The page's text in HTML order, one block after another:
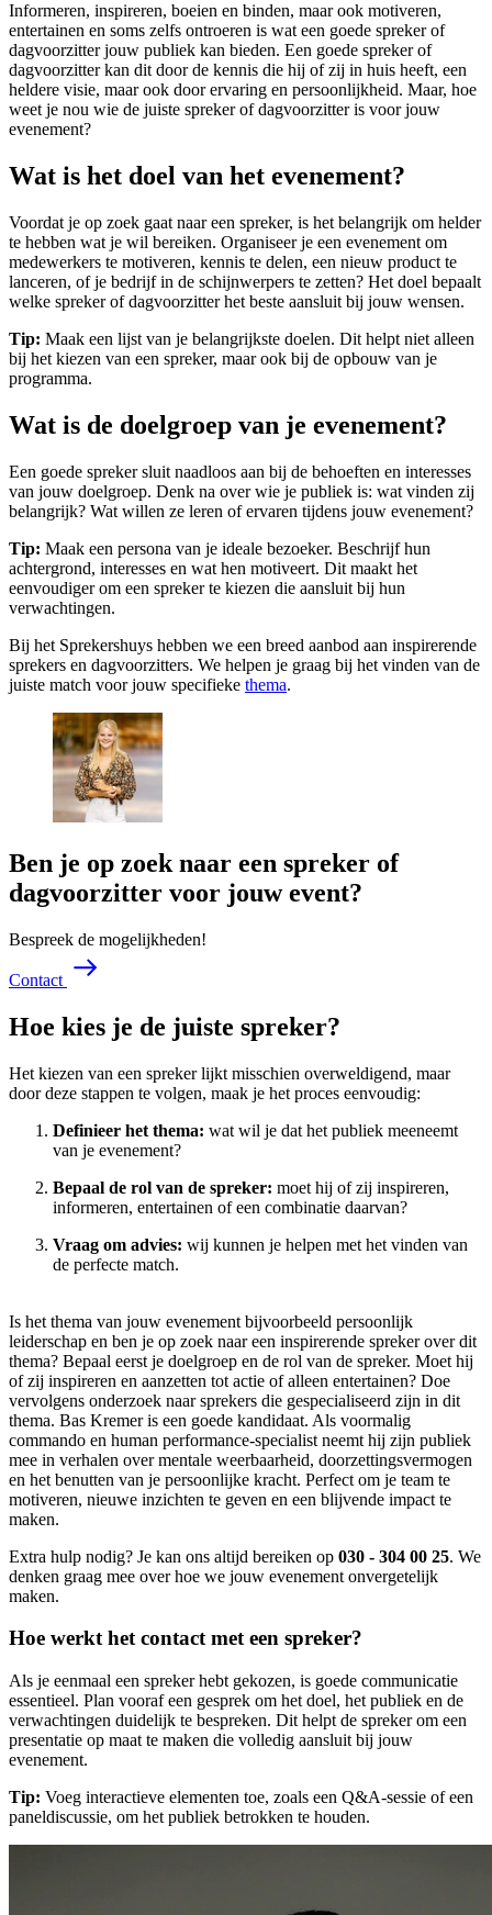
Informeren, inspireren, boeien en binden, maar ook motiveren,
entertainen en soms zelfs ontroeren is wat een goede spreker of
dagvoorzitter jouw publiek kan bieden. Een goede spreker of
dagvoorzitter kan dit door de kennis die hij of zij in huis heeft, een
heldere visie, maar ook door ervaring en persoonlijkheid. Maar, hoe
weet je nou wie de juiste spreker of dagvoorzitter is voor jouw
evenement?
Wat is het doel van het evenement?
Voordat je op zoek gaat naar een spreker, is het belangrijk om helder
te hebben wat je wil bereiken. Organiseer je een evenement om
medewerkers te motiveren, kennis te delen, een nieuw product te
lanceren, of je bedrijf in de schijnwerpers te zetten? Het doel bepaalt
welke spreker of dagvoorzitter het beste aansluit bij jouw wensen.
Tip: Maak een lijst van je belangrijkste doelen. Dit helpt niet alleen
bij het kiezen van een spreker, maar ook bij de opbouw van je
programma.
Wat is de doelgroep van je evenement?
Een goede spreker sluit naadloos aan bij de behoeften en interesses
van jouw doelgroep. Denk na over wie je publiek is: wat vinden zij
belangrijk? Wat willen ze leren of ervaren tijdens jouw evenement?
Tip: Maak een persona van je ideale bezoeker. Beschrijf hun
achtergrond, interesses en wat hen motiveert. Dit maakt het
eenvoudiger om een spreker te kiezen die aansluit bij hun
verwachtingen.
Bij het Sprekershuys hebben we een breed aanbod aan inspirerende
sprekers en dagvoorzitters. We helpen je graag bij het vinden van de
juiste match voor jouw specifieke thema.
Ben je op zoek naar een spreker of
dagvoorzitter voor jouw event?
Bespreek de mogelijkheden!
Contact
Hoe kies je de juiste spreker?
Het kiezen van een spreker lijkt misschien overweldigend, maar
door deze stappen te volgen, maak je het proces eenvoudig:
Definieer het thema: wat wil je dat het publiek meeneemt
van je evenement?
Bepaal de rol van de spreker: moet hij of zij inspireren,
informeren, entertainen of een combinatie daarvan?
Vraag om advies: wij kunnen je helpen met het vinden van
de perfecte match.
Is het thema van jouw evenement bijvoorbeeld persoonlijk
leiderschap en ben je op zoek naar een inspirerende spreker over dit
thema? Bepaal eerst je doelgroep en de rol van de spreker. Moet hij
of zij inspireren en aanzetten tot actie of alleen entertainen? Doe
vervolgens onderzoek naar sprekers die gespecialiseerd zijn in dit
thema. Bas Kremer is een goede kandidaat. Als voormalig
commando en human performance-specialist neemt hij zijn publiek
mee in verhalen over mentale weerbaarheid, doorzettingsvermogen
en het benutten van je persoonlijke kracht. Perfect om je team te
motiveren, nieuwe inzichten te geven en een blijvende impact te
maken.
Extra hulp nodig? Je kan ons altijd bereiken op 030 - 304 00 25. We
denken graag mee over hoe we jouw evenement onvergetelijk
maken.
Hoe werkt het contact met een spreker?
Als je eenmaal een spreker hebt gekozen, is goede communicatie
essentieel. Plan vooraf een gesprek om het doel, het publiek en de
verwachtingen duidelijk te bespreken. Dit helpt de spreker om een
presentatie op maat te maken die volledig aansluit bij jouw
evenement.
Tip: Voeg interactieve elementen toe, zoals een Q&A-sessie of een
paneldiscussie, om het publiek betrokken te houden.